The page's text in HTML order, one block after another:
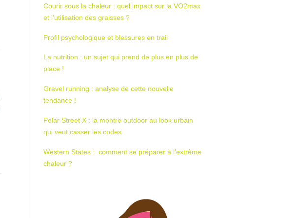
Courir sous la chaleur : quel impact sur la VO2max
et l’utilisation des graisses ?
Profil psychologique et blessures en trail
La nutrition : un sujet qui prend de plus en plus de
place !
Gravel running : analyse de cette nouvelle
tendance !
Polar Street X : la montre outdoor au look urbain
qui veut casser les codes
Western States : comment se préparer à l’extrême
chaleur ?